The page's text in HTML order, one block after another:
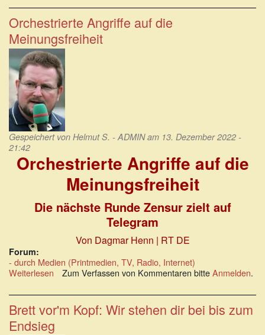
Verfassungsschutz
delegitimiert
sich
selbst
Orchestrierte Angriffe auf die
Meinungsfreiheit
Gespeichert von Helmut S. - ADMINam 13. Dezember 2022 -
21:42
Orchestrierte Angriffe auf die
Meinungsfreiheit
Die nächste Runde Zensur zielt auf
Telegram
Von Dagmar Henn | RT DE
Forum:
- durch Medien (Printmedien, TV, Radio, Internet)
Weiterlesen über
Angriffe
auf
die
Meinungsfreiheit
Zum Verfassen von Kommentaren bitteAnmelden.
Brett vor'm Kopf: Wir stehen dir bei bis zum
Endsieg